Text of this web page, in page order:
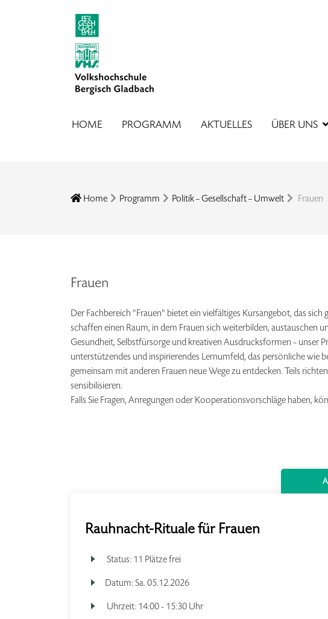
HOME PROGRAMM AKTUELLES ÜBER UNS
Home Programm Politik – Gesellschaft – Umwelt Frauen
Frauen
Der Fachbereich "Frauen" bietet ein vielfältiges Kursangebot, das
schaffen einen Raum, in dem Frauen sich weiterbilden, austauschen
Gesundheit, Selbstfürsorge und kreativen Ausdrucksformen – unser
unterstützendes und inspirierendes Lernumfeld, das persönliche wie
gemeinsam mit anderen Frauen neue Wege zu entdecken. Teils
sensibilisieren.
Falls Sie Fragen, Anregungen oder Kooperationsvorschläge haben,
Rauhnacht-Rituale für Frauen
Status: 11 Plätze frei
Datum:Sa. 05.12.2026
Uhrzeit: 14:00 - 15:30 Uhr